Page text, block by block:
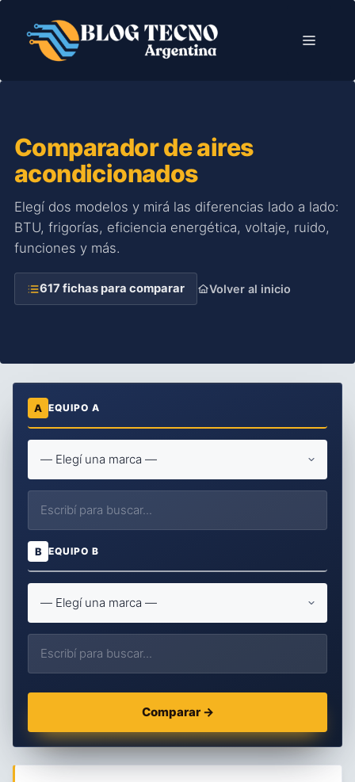
contenido
Menú
Comparador de aires
acondicionados
Elegí dos modelos y mirá las diferencias lado a lado:
BTU, frigorías, eficiencia energética, voltaje, ruido,
funciones y más.
617 fichas para comparar Volver al inicio
A EQUIPO A
B EQUIPO B
Comparar →